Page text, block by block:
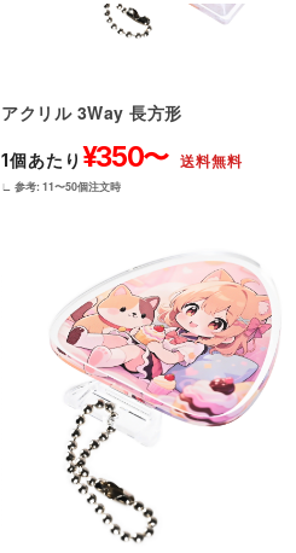
アクリル 3Way 長方形
1個あたり ¥350〜 送料無料
∟ 参考: 11〜50個注文時